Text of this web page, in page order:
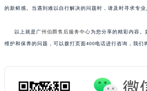
的新鲜感。当遇到难以自行解决的问题时，请及时寻求专业
以上就是 广州伯爵售后服务中心为您分享的精彩内容
维护和保养的问题，可以拨打页面400电话进行咨询，我们